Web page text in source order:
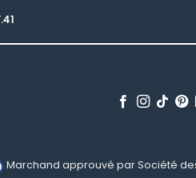
Marchand approuvé par Société